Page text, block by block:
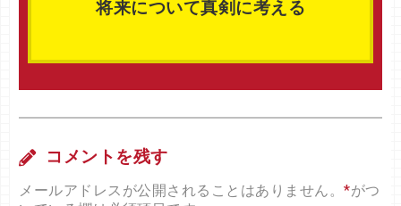
将来について真剣に考える
コメントを残す
メールアドレスが公開されることはありません。*がつ